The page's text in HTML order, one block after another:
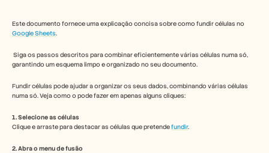
Google Sheets.
garantindo um esquema limpo e organizado no seu documento.
Fundir células pode ajudar a organizar os seus dados, combinando várias células
numa só. Veja como o pode fazer em apenas alguns cliques:
1. Selecione as células
Clique e arraste para destacar as células que pretende fundir.
2. Abra o menu de fusão
Announcement
Partner Program
Gestão da Mudança
Capacitação de vendas
Pré-venda
Marketing de Produto
Formação
See more